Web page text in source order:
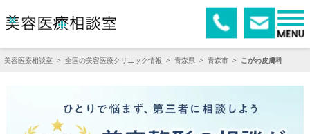
美容医療相談室 > 全国の美容医療クリニック情報 > 青森県 > 青森市 > こがわ皮膚科